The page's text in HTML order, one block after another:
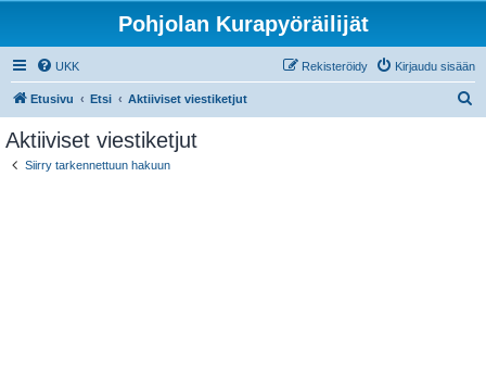
Pohjolan Kurapyöräilijät
UKK Kirjaudu sisään
Rekisteröidy
Etusivu Etsi Aktiiviset viestiketjut
Aktiiviset viestiketjut
Siirry tarkennettuun hakuun